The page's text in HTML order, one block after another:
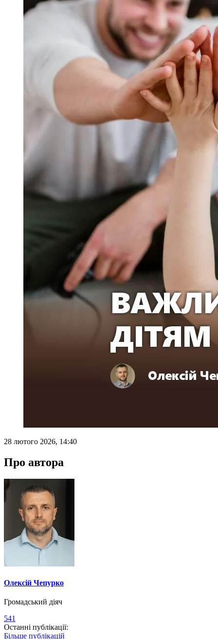
28 лютого 2026, 14:40
Про автора
Олексій Чепурко
Громадський діяч
541
Останні публікації:
Більше публікацій